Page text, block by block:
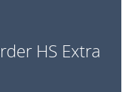
HS Extra